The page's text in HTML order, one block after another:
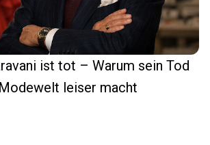
ist tot – Warum sein Tod
leiser macht